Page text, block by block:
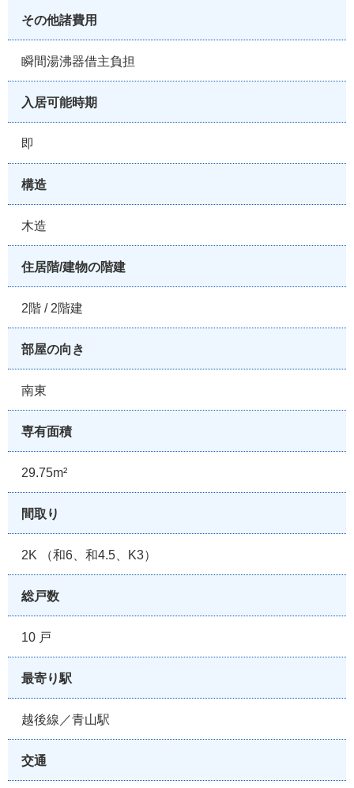
その他諸費用
瞬間湯沸器借主負担
入居可能時期
即
構造
木造
住居階/建物の階建
2階 / 2階建
部屋の向き
南東
専有面積
29.75m²
間取り
2K （和6、和4.5、K3）
総戸数
10 戸
最寄り駅
越後線／青山駅
交通